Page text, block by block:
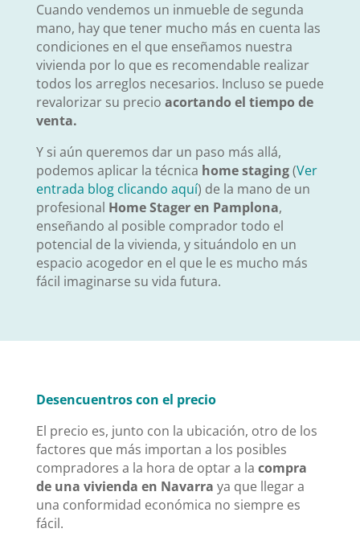
Cuando vendemos un inmueble de segunda
mano, hay que tener mucho más en cuenta las
condiciones en el que enseñamos nuestra
vivienda por lo que es recomendable realizar
todos los arreglos necesarios. Incluso se puede
revalorizar su precio acortando el tiempo de
venta.
Y si aún queremos dar un paso más allá,
podemos aplicar la técnica home staging(Ver
entrada blog clicando aquí) de la mano de un
profesional Home Stager en Pamplona,
enseñando al posible comprador todo el
potencial de la vivienda, y situándolo en un
espacio acogedor en el que le es mucho más
fácil imaginarse su vida futura.
Desencuentros con el precio
El precio es, junto con la ubicación, otro de los
factores que más importan a los posibles
compradores a la hora de optar a la compra
de una vivienda en Navarra ya que llegar a
una conformidad económica no siempre es
fácil.